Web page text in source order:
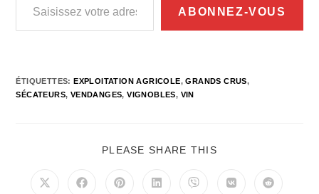
ABONNEZ-VOUS
ÉTIQUETTES: EXPLOITATION AGRICOLE, GRANDS CRUS,
SÉCATEURS, VENDANGES, VIGNOBLES, VIN
PLEASE SHARE THIS
Ouvrir
Ouvrir
Ouvrir
Ouvrir
Ouvrir
Ouvrir
Ouvrir